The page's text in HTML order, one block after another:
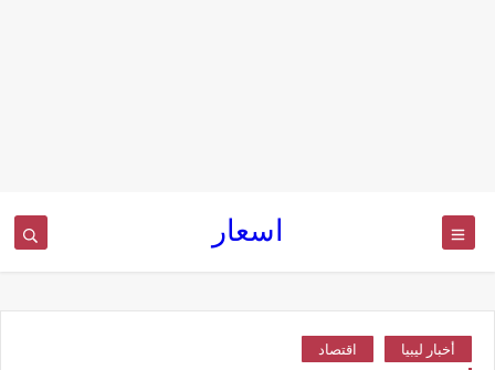
اسعار
أخبار ليبيا اقتصاد